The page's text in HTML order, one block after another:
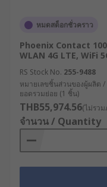
ใช้เพียงเพื่อส่งต่อ IP แ
อินเทอร์เน็ต แต่ในธุร
ระดับองค์กรที่มีความส
ในพื้นที่กว้างหรือ
ข้อมูลอาจต้องผ่านเรา
IP สุดท้าย
หลักการทำ
อินเทอร์เน็ต
เราเตอร์กระจายสัญญ
หมดสต็อกชั่วคราว
Phoenix Contact
WLAN 4G LTE, WiFi
RS Stock No. 255-9488
หมายเลขชิ้นส่วนของผู้ผลิต /
ยอดรวมย่อย (1 ชิ้น)
THB55,974.56(ไม่รว
จำนวน / Quantity